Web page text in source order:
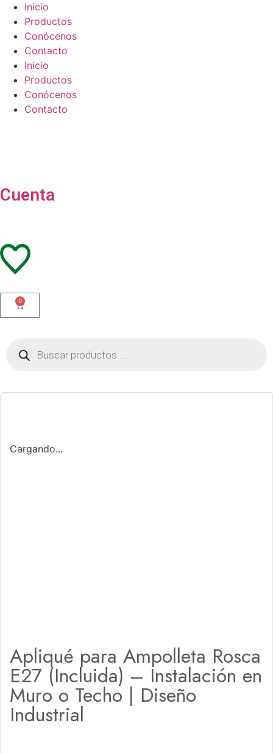
Inicio
Productos
Conócenos
Contacto
Inicio
Productos
Conócenos
Contacto
Cuenta
0
Cargando...
Apliqué para Ampolleta Rosca
E27 (Incluida) – Instalación en
Muro o Techo | Diseño
Industrial